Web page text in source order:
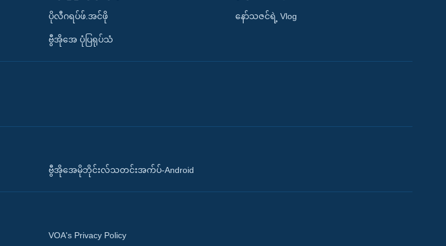
ပိုလီဂရပ်ဖ်.အင်ဖို
ဗွီအိုအေ ပုံပြရုပ်သံ
နော်သဇင်ရဲ့ Vlog
ဗွီအိုအေမိုဘိုင်းလ်သတင်းအက်ပ်-Android
VOA's Privacy Policy